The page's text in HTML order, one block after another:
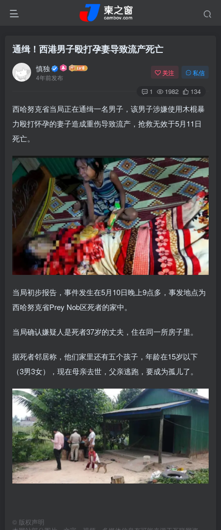
通缉！西港男子殴打孕妻导致流产死亡
慎独
4年前发布
关注 私信
1 1982 134
西哈努克省当局正在通缉一名男子，该男子涉嫌使用木棍暴
力殴打怀孕的妻子造成重伤导致流产，抢救无效于5月11日
死亡。
当局初步报告，事件发生在5月10日晚上9点多，事发地点为
西哈努克省Prey Nob区死者的家中。
当局确认嫌疑人是死者37岁的丈夫，住在同一所房子里。
据死者邻居称，他们家里还有五个孩子，年龄在15岁以下
（3男3女），现在母亲去世，父亲逃跑，要成为孤儿了。
© 版权声明